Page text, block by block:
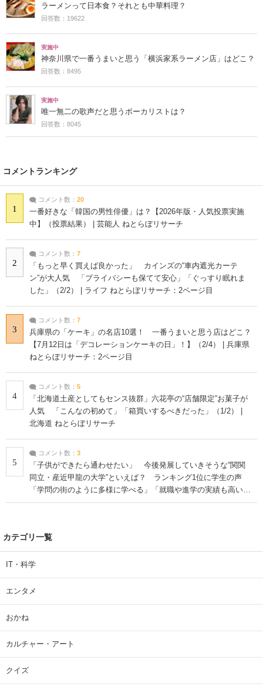
ラーメンって日本食？それとも中華料理？
回答数：19622
実施中
神奈川県で一番うまいと思う「横浜家系ラーメン店」はどこ？
回答数：8495
実施中
唯一無二の歌声だと思うボーカリストは？
回答数：8045
コメントランキング
1
コメント数： 20
一番好きな「韓国の男性俳優」は？【2026年版・人気投票実施
中】（投票結果） | 芸能人 ねとらぼリサーチ
2
コメント数： 7
「もっと早く買えば良かった」 カインズの“車内遮光カーテ
ン”が大人気 「プライバシーも保てて安心」「ぐっすり眠れま
した」（2/2） | ライフ ねとらぼリサーチ：2ページ目
3
コメント数： 7
兵庫県の「ケーキ」の名店10選！ 一番うまいと思う店はどこ？
【7月12日は「デコレーションケーキの日」！】（2/4） | 兵庫県
ねとらぼリサーチ：2ページ目
4
コメント数： 5
「北海道土産としてもセンス抜群」六花亭の“店舗限定”お菓子が
人気 「こんなの初めて」「箱買いするべきだった」（1/2） |
北海道 ねとらぼリサーチ
5
コメント数： 3
「子供ができたら通わせたい」 今後発展していきそうな“関関
同立・産近甲龍の大学”といえば？ ランキング1位に学生の声
「学問の街のように多様に学べる」「就職や進学の実績も高い」
| 大学 ねとらぼリサーチ
カテゴリ一覧
IT・科学
エンタメ
おかね
カルチャー・アート
クイズ